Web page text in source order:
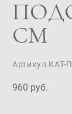
СМ
Артикул КАТ-
960 pуб.